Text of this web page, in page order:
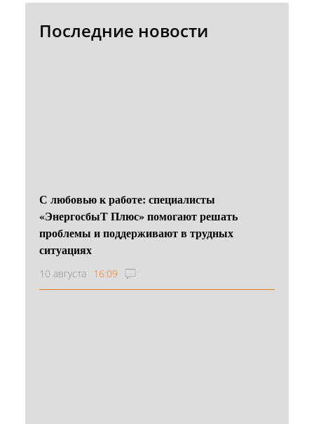
Последние новости
С любовью к работе: специалисты
«ЭнергосбыТ Плюс» помогают решать
проблемы и поддерживают в трудных
ситуациях
10 августа 16:09